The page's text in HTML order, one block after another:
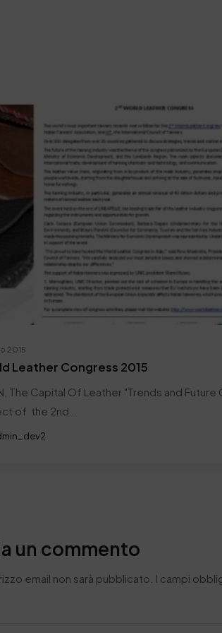
2015
Leather Congress 2015
The Capital Of Leather "Trends and Future
of the 2nd…
un commento
email non sarà pubblicato. I campi